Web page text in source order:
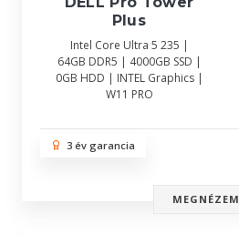
Plus
Intel Core Ultra 5 235 |
64GB DDR5 | 4000GB SSD |
0GB HDD | INTEL Graphics |
W11 PRO
3 év garancia
MEGNÉZEM